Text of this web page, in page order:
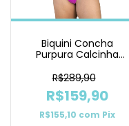
Biquini Concha
Purpura Calcinha
R$289,90
R$159,90
R$155,10 com Pix